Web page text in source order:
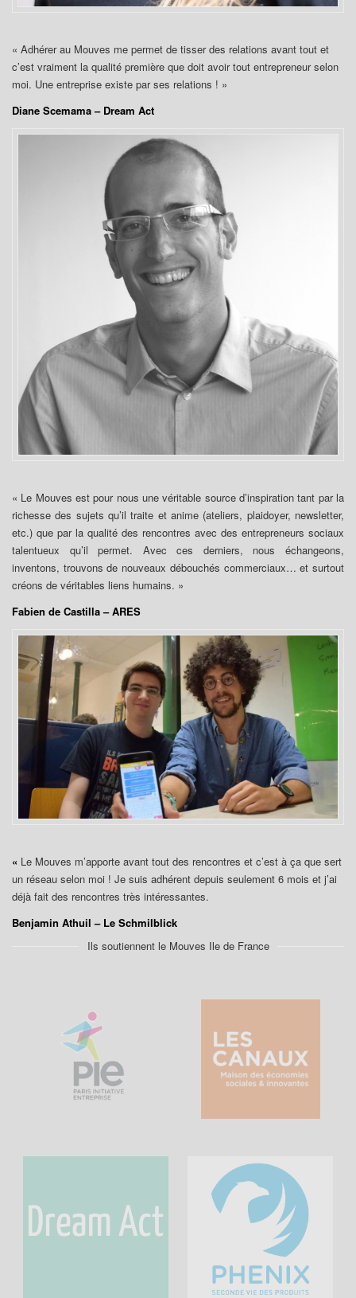
« Adhérer au Mouves me permet de tisser des relations avant tout et
c’est vraiment la qualité première que doit avoir tout entrepreneur selon
moi. Une entreprise existe par ses relations ! »
Diane Scemama – Dream Act
« Le Mouves est pour nous une véritable source d’inspiration tant par la
richesse des sujets qu’il traite et anime (ateliers, plaidoyer, newsletter,
etc.) que par la qualité des rencontres avec des entrepreneurs sociaux
talentueux qu’il permet. Avec ces derniers, nous échangeons,
inventons, trouvons de nouveaux débouchés commerciaux… et surtout
créons de véritables liens humains. »
Fabien de Castilla – ARES
« Le Mouves m’apporte avant tout des rencontres et c’est à ça que sert
un réseau selon moi ! Je suis adhérent depuis seulement 6 mois et j’ai
déjà fait des rencontres très intéressantes.
Benjamin Athuil – Le Schmilblick
Ils soutiennent le Mouves Ile de France